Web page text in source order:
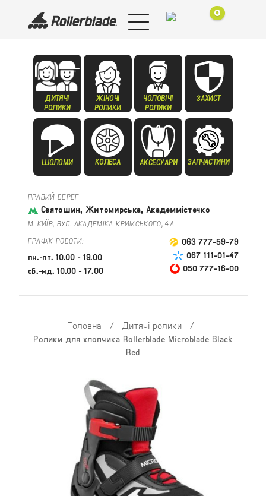
0
ДИТЯЧІ
РОЛИКИ
ЖІНОЧІ
РОЛИКИ
ЧОЛОВІЧІ
РОЛИКИ
ЗАХИСТ
ШОЛОМИ КОЛЕСА АКСЕСУАРИ ЗАПЧАСТИНИ
ПРАВИЙ БЕРЕГ
Святошин, Житомирська, Академмістечко
М. КИЇВ, ВУЛ. АКАДЕМІКА КРИМСЬКОГО, 4А
ГРАФІК РОБОТИ:
пн.-пт. 10.00 - 19.00
сб.-нд. 10.00 - 17.00
063 777-59-79
067 111-01-47
050 777-16-00
Головна / Дитячі ролики /
Ролики для хлопчика Rollerblade Microblade Black
Red